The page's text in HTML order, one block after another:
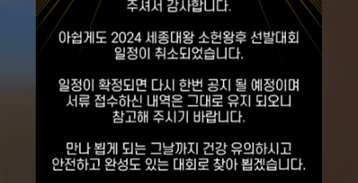
세종대왕
소헌왕후
선발대회